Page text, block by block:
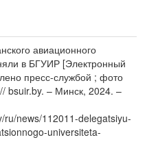
авиационного
в БГУИР [Электронный
пресс-службой ; фото
bsuir.by. – Минск, 2024. –
ru/news/112011-delegatsiyu-
universiteta-